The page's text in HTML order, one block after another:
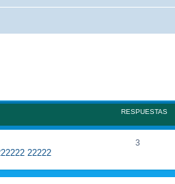
RESPUESTAS
22222
3R
s